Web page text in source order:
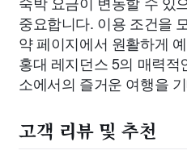
중요합니다. 이용 조건을
약 페이지에서 원활하게
홍대 레지던스 5의 매력
소에서의 즐거운 여행을
고객 리뷰 및 추천